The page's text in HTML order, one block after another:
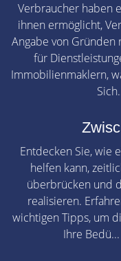
Verbraucher haben
ihnen ermöglicht,
Angabe von Gründen
für
Immobilienmaklern,
Entdecken Sie, wie
helfen kann,
überbrücken und
realisieren.
wichtigen Tipps, um
Ihre Bedü...